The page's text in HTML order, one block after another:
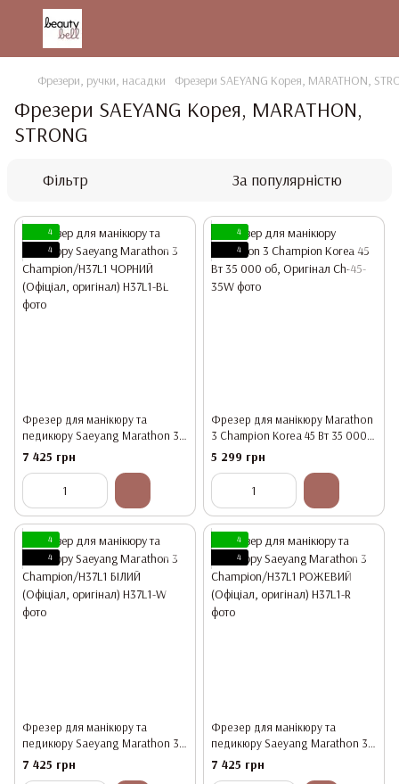
Фрезери, ручки, насадки Фрезери SAEYANG Корея, MARATHON,
Фрезери SAEYANG Корея, MARATHON,
STRONG
Фільтр За популярністю
4
4
Фрезер для манікюру та
педикюру Saeyang Marathon 3
Champion/H37L1 ЧОРНИЙ
(Офіціал, оригінал)
7 425 грн
4
4
Фрезер для манікюру Marathon
3 Champion Korea 45 Вт 35 000
об, Оригінал
5 299 грн
4
4
Фрезер для манікюру та
педикюру Saeyang Marathon 3
Champion/H37L1 БІЛИЙ (Офіціал,
оригінал)
7 425 грн
4
4
Фрезер для манікюру та
педикюру Saeyang Marathon 3
Champion/H37L1 РОЖЕВИЙ
(Офіціал, оригінал)
7 425 грн